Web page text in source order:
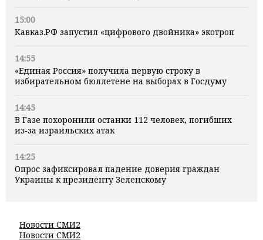
15:00
Кавказ.РФ запустил «цифрового двойника» экотроп
14:55
«Единая Россия» получила первую строку в
избирательном бюллетене на выборах в Госдуму
14:45
В Газе похоронили останки 112 человек, погибших
из‑за израильских атак
14:25
Опрос зафиксировал падение доверия граждан
Украины к президенту Зеленскому
Новости СМИ2
Новости СМИ2